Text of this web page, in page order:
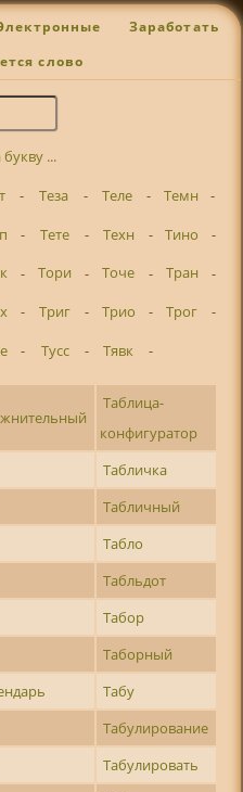
Заработать
слово
...
- Теза - Теле - Темн
-
- Тете - Техн - Тино
-
- Тори - Точе - Тран
-
- Триг - Трио - Трог
-
- Тусс - Тявк -
Таблица-
конфигуратор
Табличка
Табличный
Табло
Табльдот
Табор
Таборный
Табу
Табулирование
Табулировать